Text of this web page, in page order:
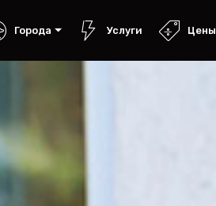
Города Услуги Цены